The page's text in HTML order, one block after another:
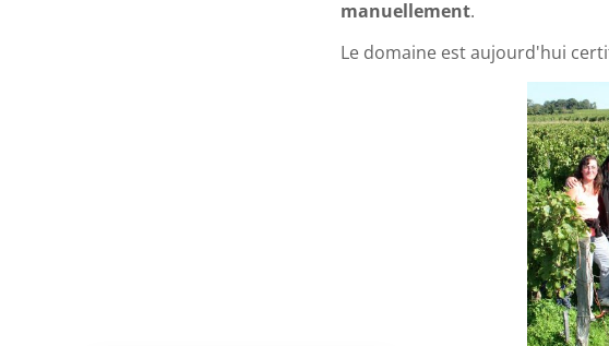
manuellement.
Le domaine est aujourd'hui